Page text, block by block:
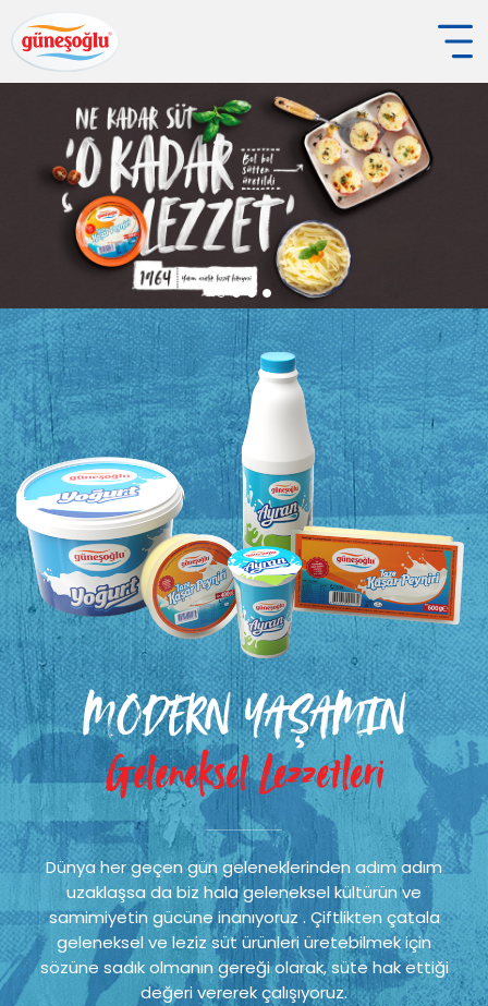
MODERN YAŞAMIN
Geleneksel Lezzetleri
Dünya her geçen gün geleneklerinden adım adım
uzaklaşsa da biz hala geleneksel kültürün ve
samimiyetin gücüne inanıyoruz . Çiftlikten çatala
geleneksel ve leziz süt ürünleri üretebilmek için
sözüne sadık olmanın gereği olarak, süte hak ettiği
değeri vererek çalışıyoruz.